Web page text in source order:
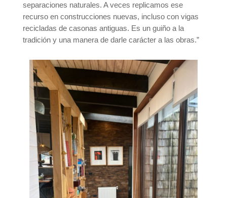
separaciones naturales. A veces replicamos ese
recurso en construcciones nuevas, incluso con vigas
recicladas de casonas antiguas. Es un guiño a la
tradición y una manera de darle carácter a las obras.”